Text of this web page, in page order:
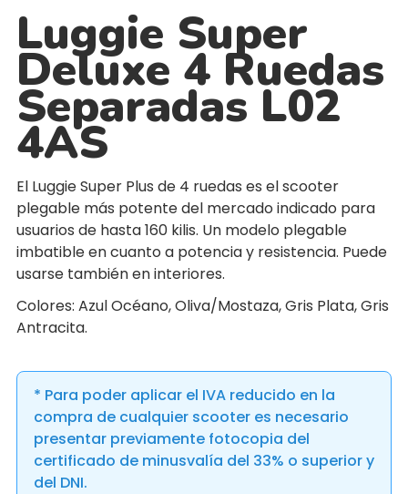
Luggie Super
Deluxe 4 Ruedas
Separadas L02
4AS
El Luggie Super Plus de 4 ruedas es el scooter
plegable más potente del mercado indicado para
usuarios de hasta 160 kilis. Un modelo plegable
imbatible en cuanto a potencia y resistencia. Puede
usarse también en interiores.
Colores: Azul Océano, Oliva/Mostaza, Gris Plata, Gris
Antracita.
* Para poder aplicar el IVA reducido en la
compra de cualquier scooter es necesario
presentar previamente fotocopia del
certificado de minusvalía del 33% o superior y
del DNI.